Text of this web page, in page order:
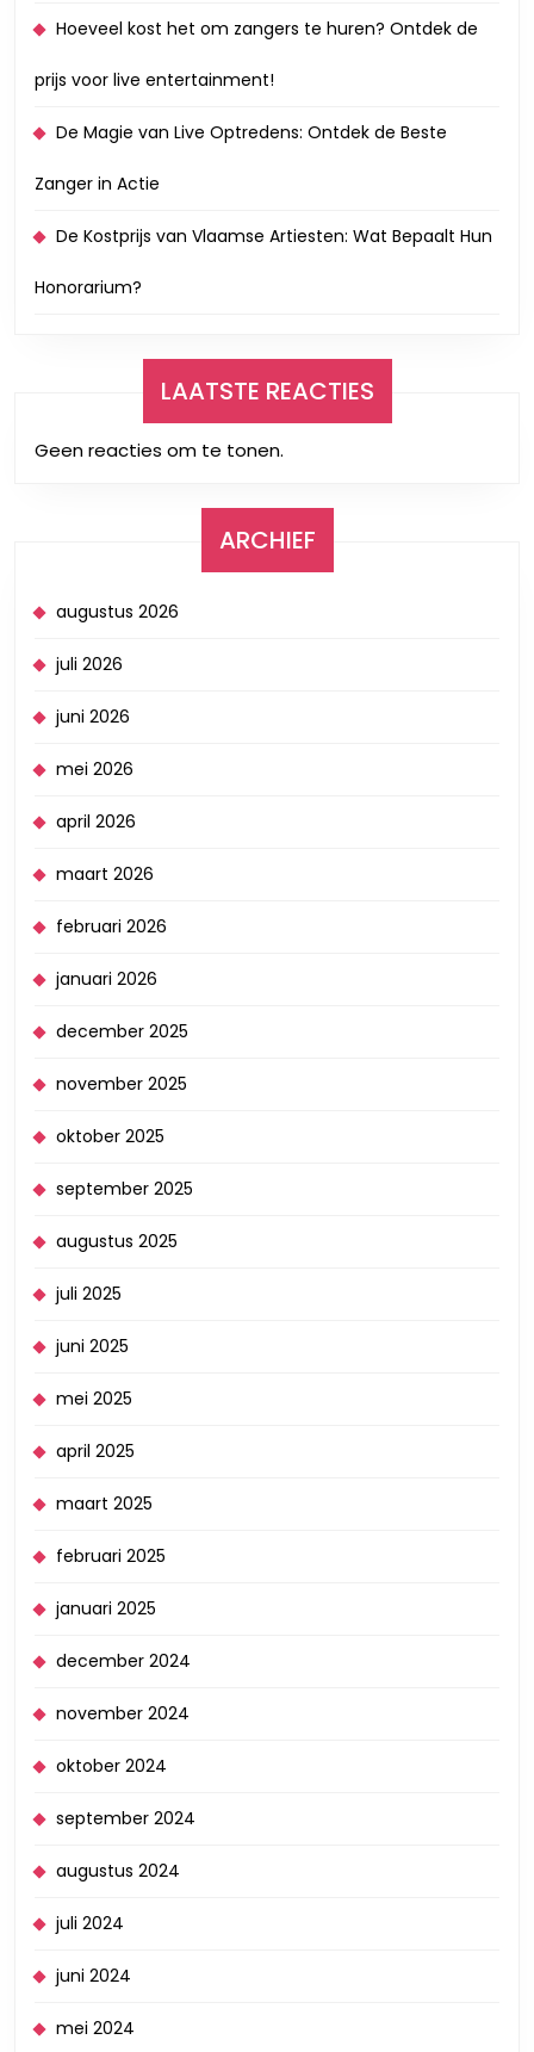
Hoeveel kost het om zangers te huren? Ontdek de
prijs voor live entertainment!
De Magie van Live Optredens: Ontdek de Beste
Zanger in Actie
De Kostprijs van Vlaamse Artiesten: Wat Bepaalt Hun
Honorarium?
LAATSTE REACTIES
Geen reacties om te tonen.
ARCHIEF
augustus 2026
juli 2026
juni 2026
mei 2026
april 2026
maart 2026
februari 2026
januari 2026
december 2025
november 2025
oktober 2025
september 2025
augustus 2025
juli 2025
juni 2025
mei 2025
april 2025
maart 2025
februari 2025
januari 2025
december 2024
november 2024
oktober 2024
september 2024
augustus 2024
juli 2024
juni 2024
mei 2024